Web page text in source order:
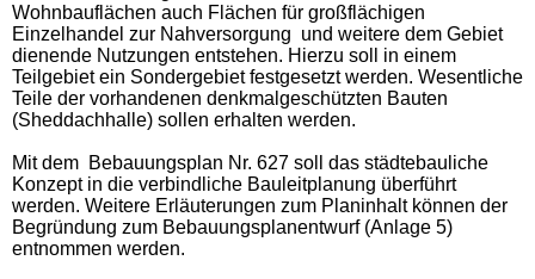
Wohnbauflächen auch Flächen für großflächigen
Einzelhandel zur Nahversorgung und weitere dem Gebiet
dienende Nutzungen entstehen. Hierzu soll in einem
Teilgebiet ein Sondergebiet festgesetzt werden. Wesentliche
Teile der vorhandenen denkmalgeschützten Bauten
(Sheddachhalle) sollen erhalten werden.
Mit dem Bebauungsplan Nr. 627 soll das städtebauliche
Konzept in die verbindliche Bauleitplanung überführt
werden. Weitere Erläuterungen zum Planinhalt können der
Begründung zum Bebauungsplanentwurf (Anlage 5)
entnommen werden.